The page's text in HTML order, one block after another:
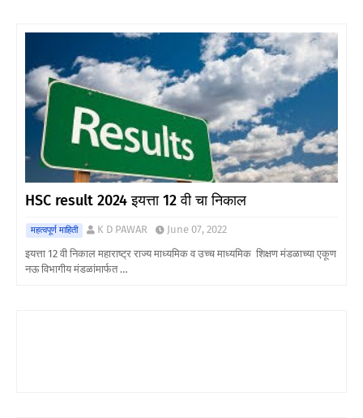
HSC result 2024 इयत्ता 12 वी चा निकाल
महत्वपूर्ण माहिती K D PAWAR
June 07, 2022
इयत्ता 12 वी निकाल महाराष्ट्र राज्य माध्यमिक व उच्च माध्यमिक शिक्षण मंडळाच्या एकूण
नऊ विभागीय मंडळांमार्फत …